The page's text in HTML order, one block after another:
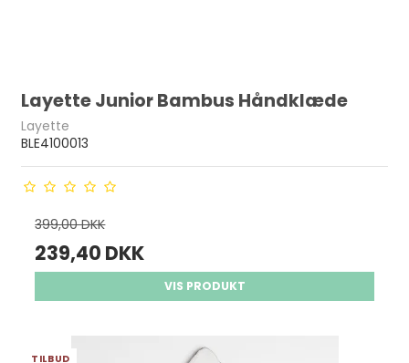
Layette Junior Bambus Håndklæde
Layette
BLE4100013
399,00 DKK
239,40 DKK
VIS PRODUKT
TILBUD